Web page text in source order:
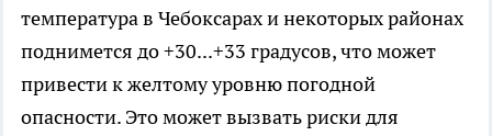
температура в Чебоксарах и некоторых районах
поднимется до +30...+33 градусов, что может
привести к желтому уровню погодной
опасности. Это может вызвать риски для